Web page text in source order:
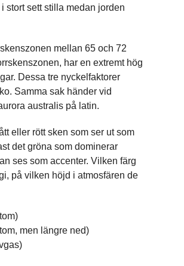
stort sett stilla medan jorden
mellan 65 och 72
har en extremt hög
Dessa tre nyckelfaktorer
Samma sak händer vid
australis på latin.
eller rött sken som ser ut som
det gröna som dominerar
ses som accenter. Vilken färg
på vilken höjd i atmosfären de
men längre ned)